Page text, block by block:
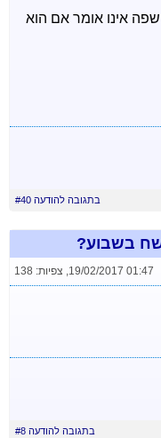
אינו אומר אם הוא
בתגובה להודעה #40
19/02/2017 01:47
, צפיות: 138
בתגובה להודעה #8